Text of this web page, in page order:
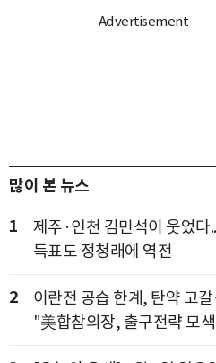
많이 본 뉴스
1
제주·인천 김민석이 웃었다
득표도 정청래에 역전
2
이란전 공습 한계, 탄약 고
"美합참의장, 출구전략 모